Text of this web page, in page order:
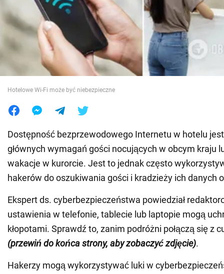
Wojna na Ukrainie
Świat
Jedzenie
Hotelowe Wi-Fi może być niebezpieczne
Dostępność bezprzewodowego Internetu w hotelu
głównych wymagań gości nocujących w obcym kraju
wakacje w kurorcie. Jest to jednak często
hakerów do oszukiwania gości i kradzieży ich danych
Ekspert ds. cyberbezpieczeństwa powiedział
ustawienia w telefonie, tablecie lub laptopie mogą
kłopotami. Sprawdź to, zanim podróżni połączą się z
(przewiń do końca strony, aby zobaczyć zdjęcie).
Hakerzy mogą wykorzystywać luki w